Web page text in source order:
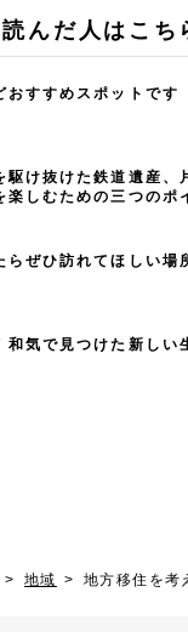
んだ人はこ
おすすめスポットです
駆け抜けた鉄道遺産、
楽しむための三つのポ
らぜひ訪れてほしい場
和気で見つけた新しい
地域 地方移住を考